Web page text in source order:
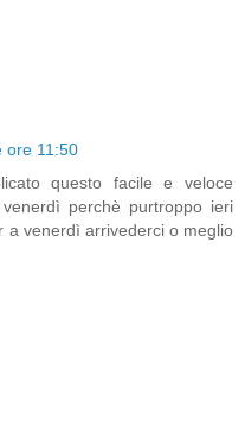
ore 11:50
questo facile e veloce
perchè purtroppo ieri
a venerdì arrivederci o meglio